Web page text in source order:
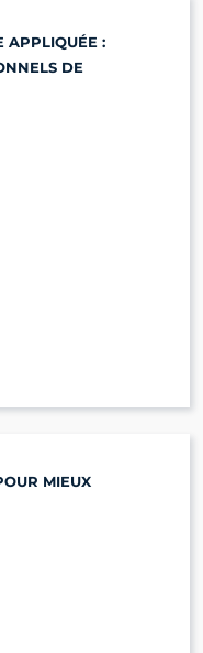
APPLIQUÉE :
DE
MIEUX